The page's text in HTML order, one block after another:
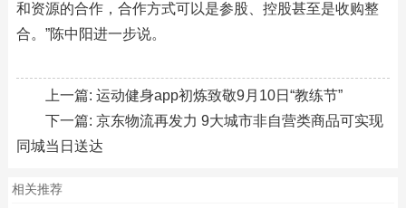
和资源的合作，合作方式可以是参股、控股甚至是收购整
合。”陈中阳进一步说。
上一篇: 运动健身app初炼致敬9月10日“教练节”
下一篇: 京东物流再发力 9大城市非自营类商品可实现
同城当日送达
相关推荐